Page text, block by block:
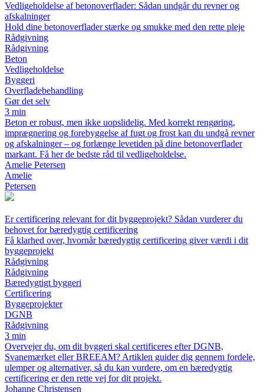
Vedligeholdelse af betonoverflader: Sådan undgår du revner og
afskalninger
Hold dine betonoverflader stærke og smukke med den rette pleje
Rådgivning
Rådgivning
Beton
Vedligeholdelse
Byggeri
Overfladebehandling
Gør det selv
3 min
Beton er robust, men ikke uopslidelig. Med korrekt rengøring,
imprægnering og forebyggelse af fugt og frost kan du undgå revner
og afskalninger – og forlænge levetiden på dine betonoverflader
markant. Få her de bedste råd til vedligeholdelse.
Amelie Petersen
Amelie
Petersen
Er certificering relevant for dit byggeprojekt? Sådan vurderer du
behovet for bæredygtig certificering
Få klarhed over, hvornår bæredygtig certificering giver værdi i dit
byggeprojekt
Rådgivning
Rådgivning
Bæredygtigt byggeri
Certificering
Byggeprojekter
DGNB
Rådgivning
3 min
Overvejer du, om dit byggeri skal certificeres efter DGNB,
Svanemærket eller BREEAM? Artiklen guider dig gennem fordele,
ulemper og alternativer, så du kan vurdere, om en bæredygtig
certificering er den rette vej for dit projekt.
Johanne Christensen